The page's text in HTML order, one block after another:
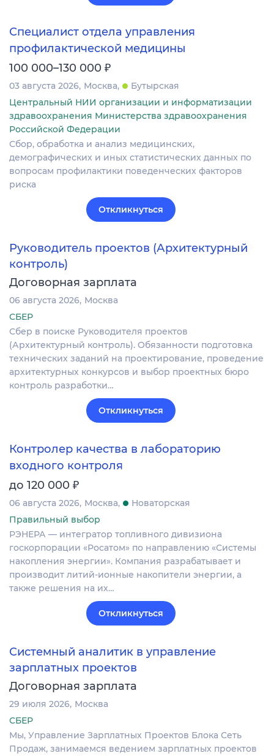
Специалист отдела управления
профилактической медицины
100 000–130 000 ₽
03 августа 2026 Москва
Бутырская
Центральный НИИ организации и информатизации
здравоохранения Министерства здравоохранения
Российской Федерации
Сбор, обработка и анализ медицинских,
демографических и иных статистических данных по
вопросам профилактики поведенческих факторов
риска
Откликнуться
Руководитель проектов (Архитектурный
контроль)
Договорная зарплата
06 августа 2026 Москва
СБЕР
Сбер в поиске Руководителя проектов
(Архитектурный контроль). Обязанности подготовка
технических заданий на проектирование, проведение
архитектурных конкурсов и выбор проектных бюро
контроль разработки…
Откликнуться
Контролер качества в лабораторию
входного контроля
до 120 000 ₽
06 августа 2026 Москва
Новаторская
Правильный выбор
РЭНЕРА — интегратор топливного дивизиона
госкорпорации «Росатом» по направлению «Системы
накопления энергии». Компания разрабатывает и
производит литий-ионные накопители энергии, а
также решения на их…
Откликнуться
Системный аналитик в управление
зарплатных проектов
Договорная зарплата
29 июля 2026 Москва
СБЕР
Мы, Управление Зарплатных Проектов Блока Сеть
Продаж, занимаемся ведением зарплатных проектов